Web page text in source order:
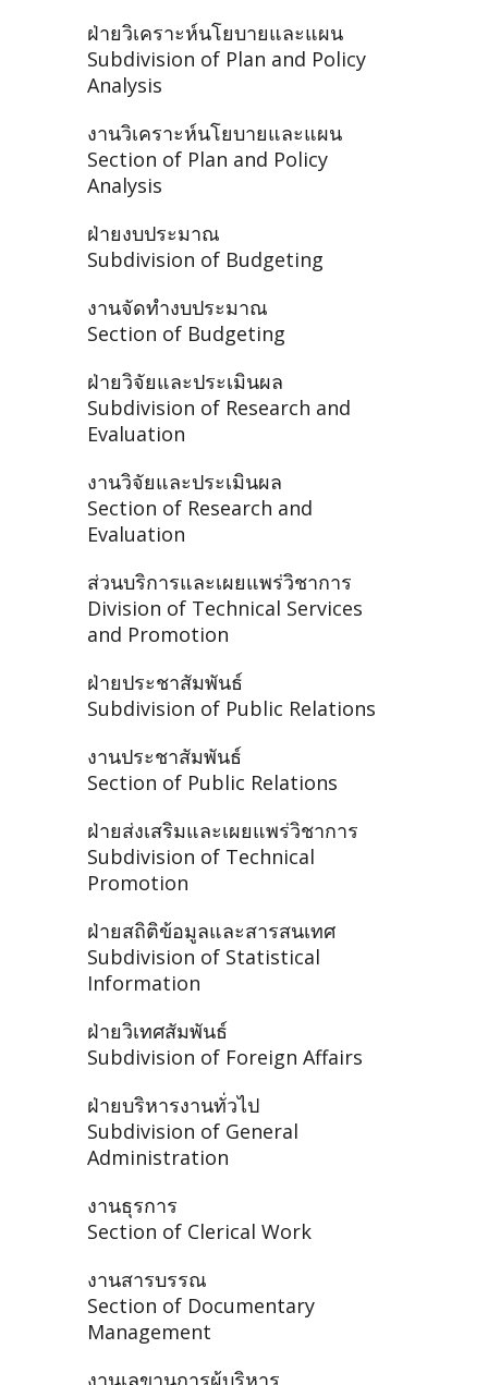
ฝ่ายวิเคราะห์นโยบายและแผน
Subdivision of Plan and Policy
Analysis
งานวิเคราะห์นโยบายและแผน
Section of Plan and Policy
Analysis
ฝ่ายงบประมาณ
Subdivision of Budgeting
งานจัดทำงบประมาณ
Section of Budgeting
ฝ่ายวิจัยและประเมินผล
Subdivision of Research and
Evaluation
งานวิจัยและประเมินผล
Section of Research and
Evaluation
ส่วนบริการและเผยแพร่วิชาการ
Division of Technical Services
and Promotion
ฝ่ายประชาสัมพันธ์
Subdivision of Public Relations
งานประชาสัมพันธ์
Section of Public Relations
ฝ่ายส่งเสริมและเผยแพร่วิชาการ
Subdivision of Technical
Promotion
ฝ่ายสถิติข้อมูลและสารสนเทศ
Subdivision of Statistical
Information
ฝ่ายวิเทศสัมพันธ์
Subdivision of Foreign Affairs
ฝ่ายบริหารงานทั่วไป
Subdivision of General
Administration
งานธุรการ
Section of Clerical Work
งานสารบรรณ
Section of Documentary
Management